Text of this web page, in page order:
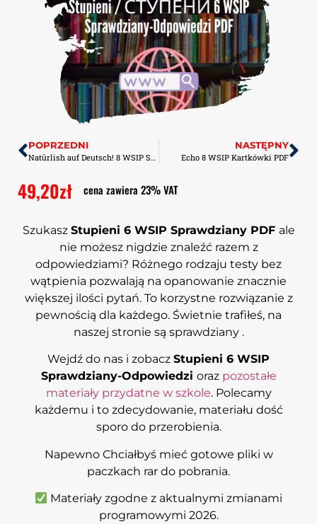
POPRZEDNI
Natürlish auf Deutsch! 8 WSIP Sprawdziany-Odpowiedzi PDF
NASTĘPNY
Echo 8 WSIP Kartkówki PDF
49,20zł cena zawiera 23% VAT
Szukasz Stupieni 6 WSIP Sprawdziany PDF ale
nie możesz nigdzie znaleźć razem z
odpowiedziami? Różnego rodzaju testy bez
wątpienia pozwalają na opanowanie znacznie
większej ilości pytań. To korzystne rozwiązanie z
pewnością dla każdego. Świetnie trafiłeś, na
naszej stronie są sprawdziany .
Wejdź do nas i zobacz Stupieni 6 WSIP
Sprawdziany-Odpowiedzi oraz pozostałe
materiały przydatne w szkole. Polecamy
każdemu i to zdecydowanie, materiału dość
sporo do przerobienia.
Napewno Chciałbyś mieć gotowe pliki w
paczkach rar do pobrania.
Materiały zgodne z aktualnymi zmianami
programowymi 2026.